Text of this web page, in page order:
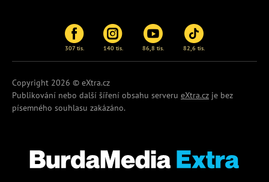
307 tis. 140 tis. 86,8 tis. 82,6 tis.
Copyright 2026 © eXtra.cz
Publikování nebo další šíření obsahu serveru eXtra.cz je bez
písemného souhlasu zakázáno.